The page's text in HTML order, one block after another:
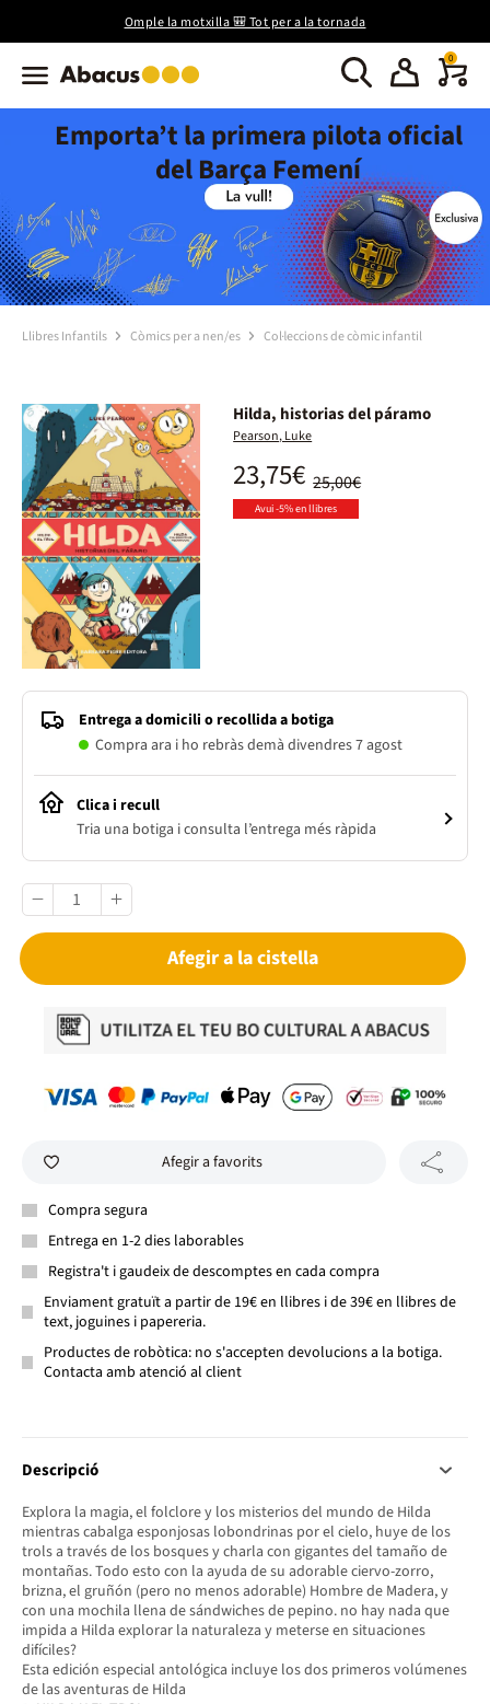
Omple la motxilla 🎒 Tot per a la tornada
0
Emporta’t la primera pilota oficial
del Barça Femení
Llibres Infantils Còmics per a nen/es Col·leccions de còmic infantil
Hilda, historias del páramo
Pearson, Luke
25,00€
23,75€
Avui -5% en llibres
Entrega a domicili o recollida a botiga
Compra ara i ho rebràs demà divendres 7 agost
Clica i recull
Tria una botiga i consulta l’entrega més ràpida
Afegir a la cistella
Afegir a favorits
Compra segura
Entrega en 1-2 dies laborables
Registra't i gaudeix de descomptes en cada compra
Enviament gratuït a partir de 19€ en llibres i de 39€ en llibres de
text, joguines i papereria.
Productes de robòtica: no s'accepten devolucions a la botiga.
Contacta amb atenció al client
Descripció
Explora la magia, el folclore y los misterios del mundo de Hilda
mientras cabalga esponjosas lobondrinas por el cielo, huye de los
trols a través de los bosques y charla con gigantes del tamaño de
montañas. Todo esto con la ayuda de su adorable ciervo-zorro,
brizna, el gruñón (pero no menos adorable) Hombre de Madera, y
con una mochila llena de sándwiches de pepino. no hay nada que
impida a Hilda explorar la naturaleza y meterse en situaciones
difíciles?
Esta edición especial antológica incluye los dos primeros volúmenes
de las aventuras de Hilda